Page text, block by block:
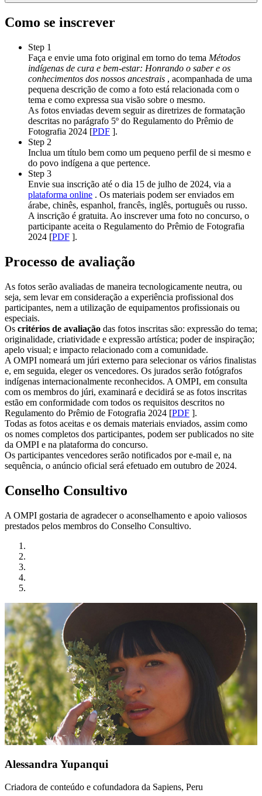
Como se inscrever
Step 1
Faça e envie uma foto original em torno do tema Métodos
indígenas de cura e bem-estar: Honrando o saber e os
conhecimentos dos nossos ancestrais , acompanhada de uma
pequena descrição de como a foto está relacionada com o
tema e como expressa sua visão sobre o mesmo.
As fotos enviadas devem seguir as diretrizes de formatação
descritas no parágrafo 5º do Regulamento do Prêmio de
Fotografia 2024 [PDF ].
Step 2
Inclua um título bem como um pequeno perfil de si mesmo e
do povo indígena a que pertence.
Step 3
Envie sua inscrição até o dia 15 de julho de 2024, via a
plataforma online . Os materiais podem ser enviados em
árabe, chinês, espanhol, francês, inglês, português ou russo.
A inscrição é gratuita. Ao inscrever uma foto no concurso, o
participante aceita o Regulamento do Prêmio de Fotografia
2024 [PDF ].
Processo de avaliação
As fotos serão avaliadas de maneira tecnologicamente neutra, ou
seja, sem levar em consideração a experiência profissional dos
participantes, nem a utilização de equipamentos profissionais ou
especiais.
Os critérios de avaliação das fotos inscritas são: expressão do tema;
originalidade, criatividade e expressão artística; poder de inspiração;
apelo visual; e impacto relacionado com a comunidade.
A OMPI nomeará um júri externo para selecionar os vários finalistas
e, em seguida, eleger os vencedores. Os jurados serão fotógrafos
indígenas internacionalmente reconhecidos. A OMPI, em consulta
com os membros do júri, examinará e decidirá se as fotos inscritas
estão em conformidade com todos os requisitos descritos no
Regulamento do Prêmio de Fotografia 2024 [PDF ].
Todas as fotos aceitas e os demais materiais enviados, assim como
os nomes completos dos participantes, podem ser publicados no site
da OMPI e na plataforma do concurso.
Os participantes vencedores serão notificados por e-mail e, na
sequência, o anúncio oficial será efetuado em outubro de 2024.
Conselho Consultivo
A OMPI gostaria de agradecer o aconselhamento e apoio valiosos
prestados pelos membros do Conselho Consultivo.
Alessandra Yupanqui
Criadora de conteúdo e cofundadora da Sapiens, Peru